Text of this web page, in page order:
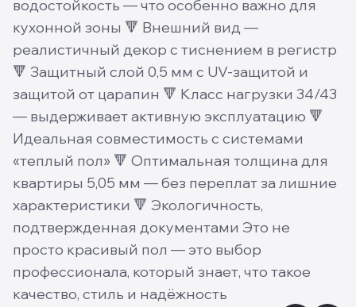
водостойкость — что особенно важно для
кухонной зоны 🔻 Внешний вид —
реалистичный декор с тиснением в регистр
🔻 Защитный слой 0,5 мм с UV-защитой и
защитой от царапин 🔻 Класс нагрузки 34/43
— выдерживает активную эксплуатацию 🔻
Идеальная совместимость с системами
«теплый пол» 🔻 Оптимальная толщина для
квартиры 5,05 мм — без переплат за лишние
характеристики 🔻 Экологичность,
подтвержденная документами Это не
просто красивый пол — это выбор
профессионала, который знает, что такое
качество, стиль и надёжность